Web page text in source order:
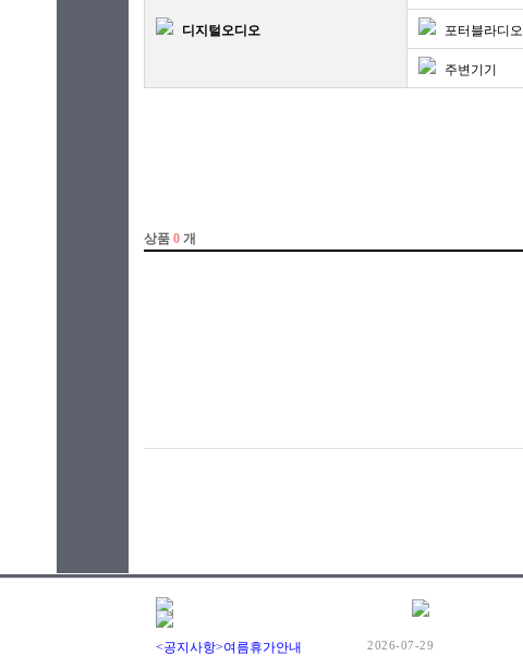
디지털오디오 포터블라디오
주변기기
<공지사항>여름휴가안내 2026-07-29